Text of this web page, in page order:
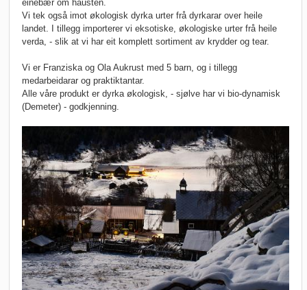
einebær om hausten.
Vi tek også imot økologisk dyrka urter frå dyrkarar over heile
landet. I tillegg importerer vi eksotiske, økologiske urter frå heile
verda, - slik at vi har eit komplett sortiment av krydder og tear.
Vi er Franziska og Ola Aukrust med 5 barn, og i tillegg
medarbeidarar og praktiktantar.
Alle våre produkt er dyrka økologisk, - sjølve har vi bio-dynamisk
(Demeter) - godkjenning.